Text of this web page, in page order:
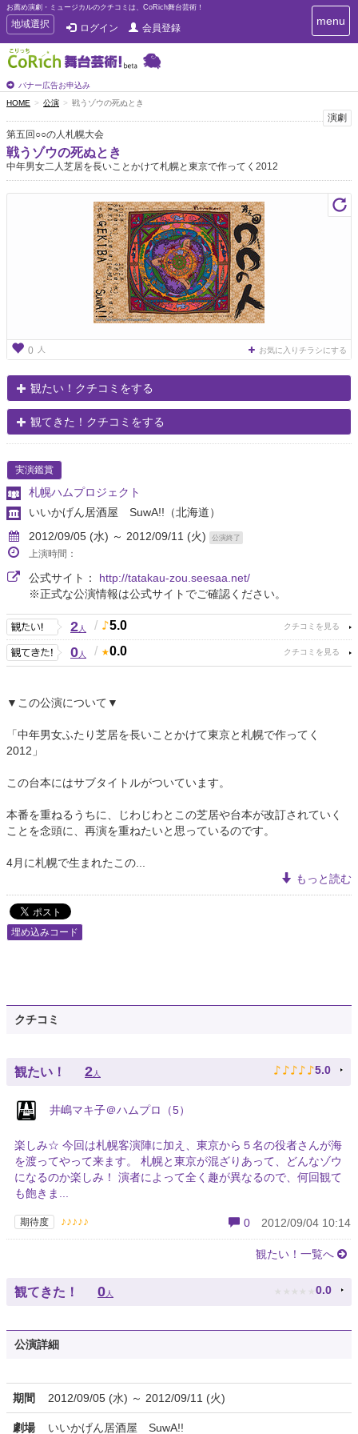
お薦め演劇・ミュージカルのクチコミは、CoRich舞台芸術！
T
o
g
g
e
n
a
v
i
g
a
地域選択 ログイン 会員登録
バナー広告お申込み
T
o
g
a
menu
HOME 公演 戦うゾウの死ぬとき
演劇
第五回○○の人札幌大会
戦うゾウの死ぬとき
中年男女二人芝居を長いことかけて札幌と東京で作ってく2012
0 人 お気に入りチラシにする
観たい！クチコミをする
観てきた！クチコミをする
実演鑑賞
札幌ハムプロジェクト
いいかげん居酒屋 SuwA!! （北海道）
2012/09/05 (水) ～ 2012/09/11 (火)
公演終了
上演時間：
公式サイト： http://tatakau-zou.seesaa.net/
※正式な公演情報は公式サイトでご確認ください。
2人 / 5.0
0人 / 0.0
▼この公演について▼
「中年男女ふたり芝居を長いことかけて東京と札幌で作ってく
2012」
この台本にはサブタイトルがついています。
本番を重ねるうちに、じわじわとこの芝居や台本が改訂されていく
ことを念頭に、再演を重ねたいと思っているのです。
4月に札幌で生まれたこの...
もっと読む
埋め込みコード
クチコミ
観たい！ 2人 ♪ ♪ ♪ ♪ ♪ 5.0
井嶋マキ子＠ハムプロ（5）
楽しみ☆ 今回は札幌客演陣に加え、東京から５名の役者さんが海
を渡ってやって来ます。 札幌と東京が混ざりあって、どんなゾウ
になるのか楽しみ！ 演者によって全く趣が異なるので、何回観て
も飽きま...
期待度 ♪♪♪♪♪ 0 2012/09/04 10:14
観たい！一覧へ
観てきた！ 0 人 ★ ★ ★ ★ ★ 0.0
公演詳細
期間 2012/09/05 (水) ～ 2012/09/11 (火)
劇場 いいかげん居酒屋 SuwA!!